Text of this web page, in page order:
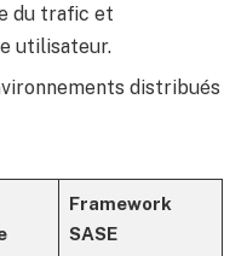
du trafic et
utilisateur.
distribués
Framework
SASE